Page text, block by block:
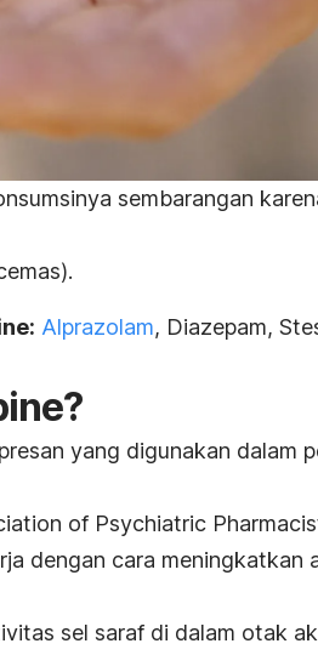
sembarangan
Alprazolam, Diazepam,
?
yang digunakan dalam
of Psychiatric
dengan cara meningkatkan
sel saraf di dalam otak